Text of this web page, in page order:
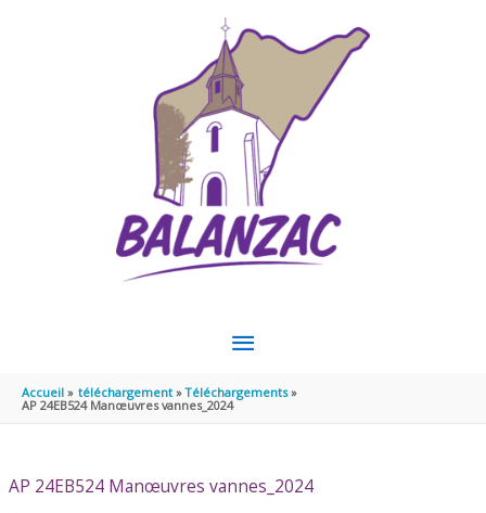
MENU
PRINCIPAL
Accueil téléchargement
Téléchargements
AP 24EB524 Manœuvres vannes_2024
AP 24EB524 Manœuvres vannes_2024